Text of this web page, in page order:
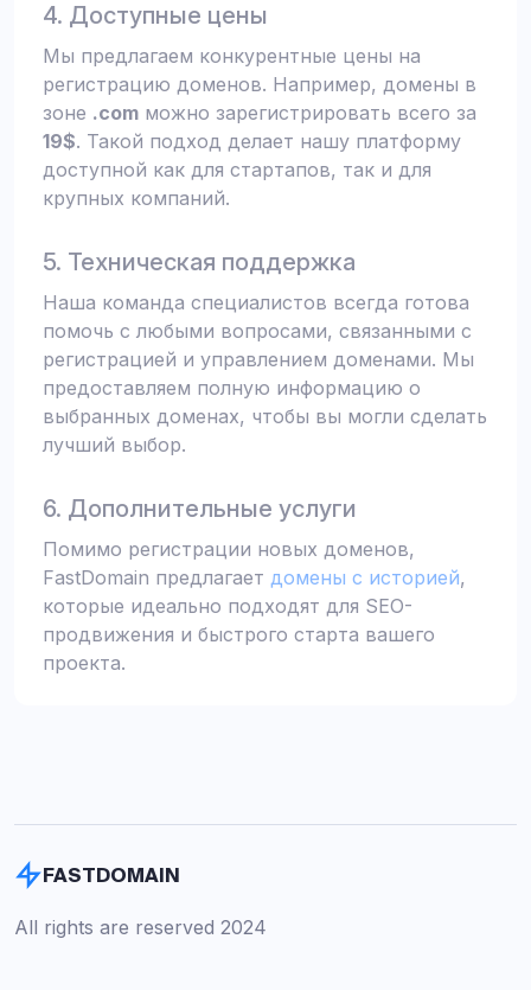
4. Доступные цены
Мы предлагаем конкурентные цены на
регистрацию доменов. Например, домены в
зоне .com можно зарегистрировать всего за
19$. Такой подход делает нашу платформу
доступной как для стартапов, так и для
крупных компаний.
5. Техническая поддержка
Наша команда специалистов всегда готова
помочь с любыми вопросами, связанными с
регистрацией и управлением доменами. Мы
предоставляем полную информацию о
выбранных доменах, чтобы вы могли сделать
лучший выбор.
6. Дополнительные услуги
Помимо регистрации новых доменов,
FastDomain предлагает домены с историей,
которые идеально подходят для SEO-
продвижения и быстрого старта вашего
проекта.
FASTDOMAIN
All rights are reserved 2024